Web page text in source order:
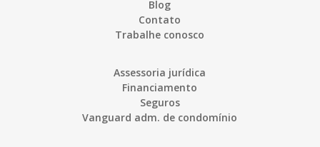
Blog
Contato
Trabalhe conosco
Assessoria jurídica
Financiamento
Seguros
Vanguard adm. de condomínio